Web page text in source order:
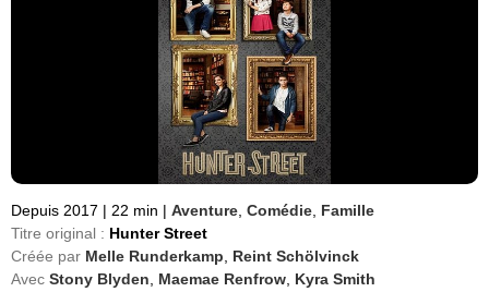
Depuis 2017 | 22 min | Aventure Comédie Famille
Titre original : Hunter Street
Créée par Melle Runderkamp
Reint Schölvinck
Avec Stony Blyden Maemae Renfrow Kyra Smith